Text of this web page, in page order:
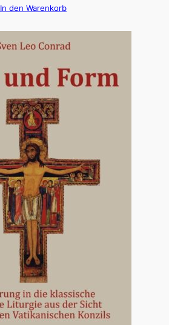
In den Warenkorb